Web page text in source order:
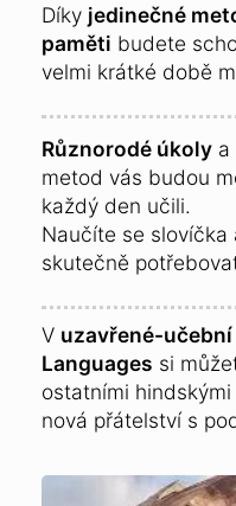
Díky jedinečné
paměti budete
velmi krátké době
Různorodé úkoly a
metod vás budou
každý den učili.
Naučíte se
skutečně
V uzavřené-
Languages si
ostatními
nová přátelství s